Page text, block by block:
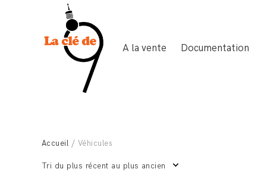
A la vente Documentation
Accueil / Véhicules
Tri du plus récent au plus ancien